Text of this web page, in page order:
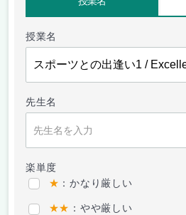
授業名
先生名
楽単度
★ ：かなり厳しい
★★ ：やや厳しい